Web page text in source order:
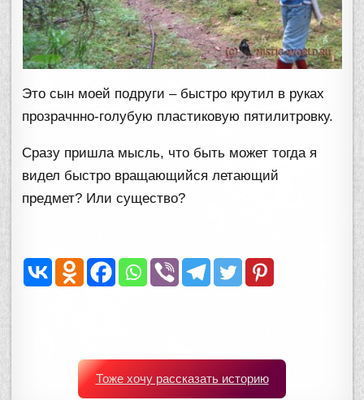
Это сын моей подруги – быстро крутил в руках
прозрачнно-голубую пластиковую пятилитровку.
Сразу пришла мысль, что быть может тогда я
видел быстро вращающийся летающий
предмет? Или существо?
Тоже хочу рассказать историю